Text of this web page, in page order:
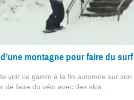
montagne pour faire du surf
voir ce gamin à la fin automne sur son
de faire du vélo avec des skis. ...